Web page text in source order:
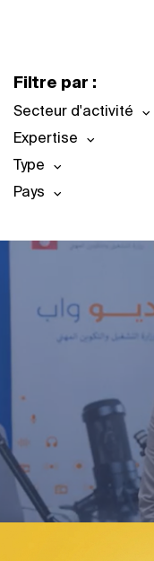
Filtre par :
Secteur d'activité
Expertise
Type
Pays